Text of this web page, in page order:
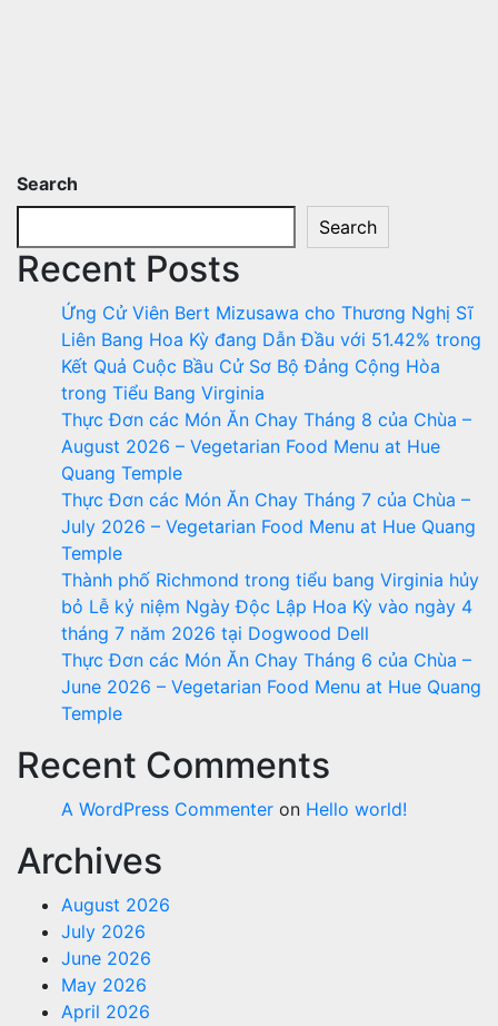
Search
Search
Recent Posts
Ứng Cử Viên Bert Mizusawa cho Thương Nghị Sĩ
Liên Bang Hoa Kỳ đang Dẫn Đầu với 51.42% trong
Kết Quả Cuộc Bầu Cử Sơ Bộ Đảng Cộng Hòa
trong Tiểu Bang Virginia
Thực Đơn các Món Ăn Chay Tháng 8 của Chùa –
August 2026 – Vegetarian Food Menu at Hue
Quang Temple
Thực Đơn các Món Ăn Chay Tháng 7 của Chùa –
July 2026 – Vegetarian Food Menu at Hue Quang
Temple
Thành phố Richmond trong tiểu bang Virginia hủy
bỏ Lễ kỷ niệm Ngày Độc Lập Hoa Kỳ vào ngày 4
tháng 7 năm 2026 tại Dogwood Dell
Thực Đơn các Món Ăn Chay Tháng 6 của Chùa –
June 2026 – Vegetarian Food Menu at Hue Quang
Temple
Recent Comments
A WordPress Commenter on Hello world!
Archives
August 2026
July 2026
June 2026
May 2026
April 2026